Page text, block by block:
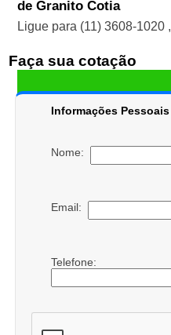
de Granito Cotia
Ligue para (11) 3608-1020 ,
Faça sua cotação
Informações Pessoais
Nome:
Email:
Telefone: